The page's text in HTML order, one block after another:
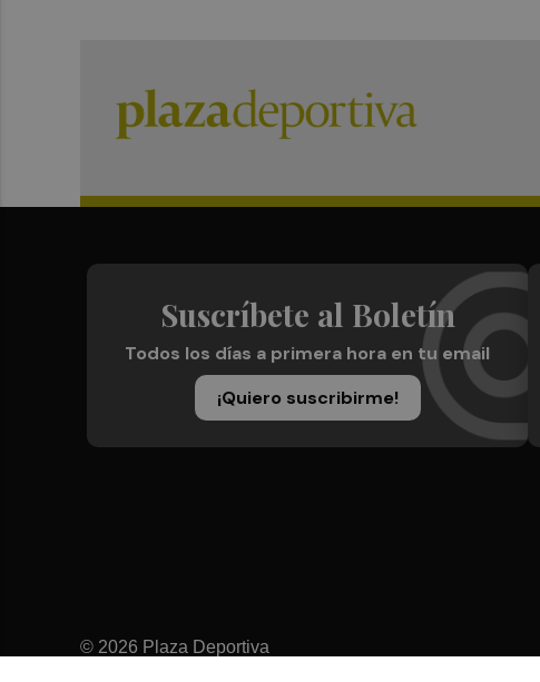
Suscríbete al Boletín
Todos los días a primera hora en tu email
¡Quiero suscribirme!
© 2026 Plaza Deportiva